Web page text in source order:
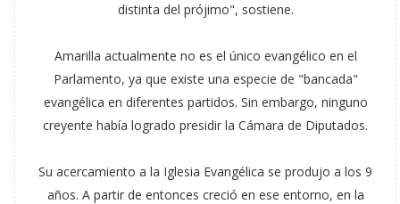
distinta del prójimo", sostiene.
Amarilla actualmente no es el único evangélico en el
Parlamento, ya que existe una especie de "bancada"
evangélica en diferentes partidos. Sin embargo, ninguno
creyente había logrado presidir la Cámara de Diputados.
Su acercamiento a la Iglesia Evangélica se produjo a los 9
años. A partir de entonces creció en ese entorno, en la